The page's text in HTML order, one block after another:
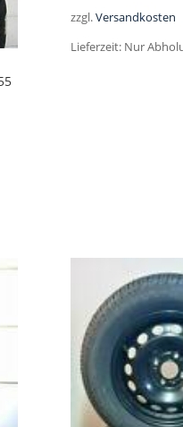
zzgl.Versandkosten
Lieferzeit: Nur